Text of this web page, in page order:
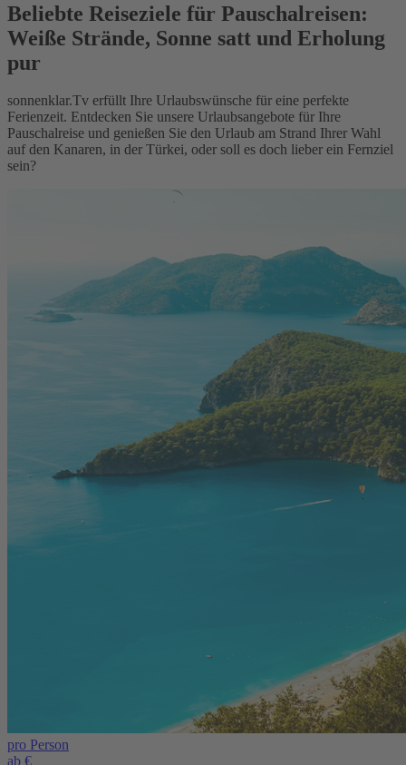
Beliebte Reiseziele für Pauschalreisen:
Weiße Strände, Sonne satt und Erholung
pur
sonnenklar.Tv erfüllt Ihre Urlaubswünsche für eine perfekte
Ferienzeit. Entdecken Sie unsere Urlaubsangebote für Ihre
Pauschalreise und genießen Sie den Urlaub am Strand Ihrer Wahl
auf den Kanaren, in der Türkei, oder soll es doch lieber ein Fernziel
sein?
pro Person
ab €